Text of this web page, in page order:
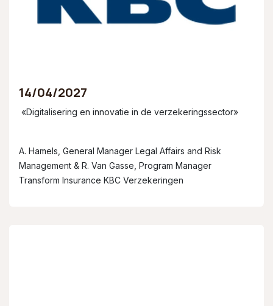
14/04/2027
«Digitalisering en innovatie in de verzekeringssector»
A. Hamels, General Manager Legal Affairs and Risk
Management & R. Van Gasse, Program Manager
Transform Insurance KBC Verzekeringen